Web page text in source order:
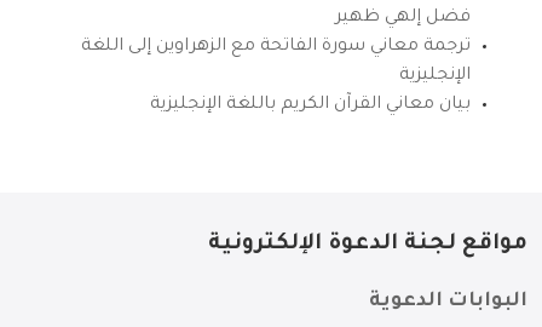
فضل إلهي ظهير
ترجمة معاني سورة الفاتحة مع الزهراوين إلى اللغة
الإنجليزية
بيان معاني القرآن الكريم باللغة الإنجليزية
مواقع لجنة الدعوة الإلكترونية
البوابات الدعوية